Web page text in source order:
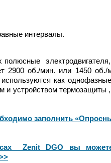
интервалы.
электродвигателя,
2900 об./мин. или 1450
как однофазные
и устройством термозащиты
заполнить
Zenit DGO вы